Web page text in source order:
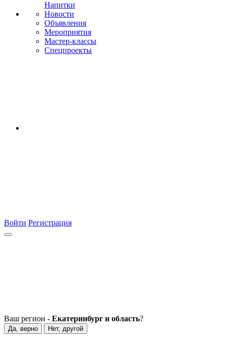
Напитки
Новости
Объявления
Мероприятия
Мастер-классы
Спецпроекты
Войти Регистрация
Ваш регион - Екатеринбург и область?
Да, верно Нет, другой